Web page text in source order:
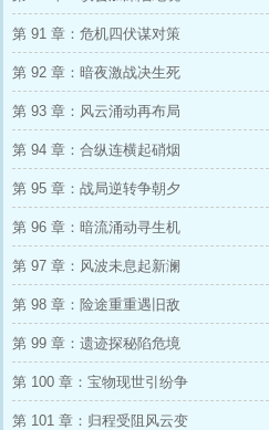
第 91 章：危机四伏谋对策
第 92 章：暗夜激战决生死
第 93 章：风云涌动再布局
第 94 章：合纵连横起硝烟
第 95 章：战局逆转争朝夕
第 96 章：暗流涌动寻生机
第 97 章：风波未息起新澜
第 98 章：险途重重遇旧敌
第 99 章：遗迹探秘陷危境
第 100 章：宝物现世引纷争
第 101 章：归程受阻风云变